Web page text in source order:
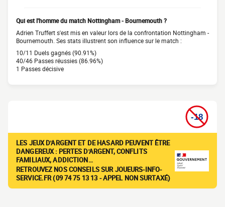
Qui est l'homme du match Nottingham - Bournemouth ?
Adrien Truffert s'est mis en valeur lors de la confrontation Nottingham -
Bournemouth. Ses stats illustrent son influence sur le match :
10/11 Duels gagnés (90.91%)
40/46 Passes réussies (86.96%)
1 Passes décisive
LES JEUX D'ARGENT ET DE HASARD PEUVENT ÊTRE
DANGEREUX : PERTES D'ARGENT, CONFLITS
FAMILIAUX, ADDICTION…
RETROUVEZ NOS CONSEILS SUR JOUEURS-INFO-
SERVICE.FR (09 74 75 13 13 - APPEL NON SURTAXÉ)